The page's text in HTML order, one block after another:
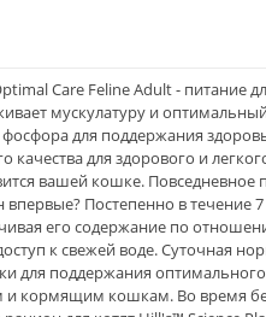
Care Feline Adult - питание
мускулатуру и
для поддержания
качества для здорового и
вашей кошке. Повседневное
впервые? Постепенно в течение
его содержание по
к свежей воде. Суточная
для поддержания
и кормящим кошкам. Во время